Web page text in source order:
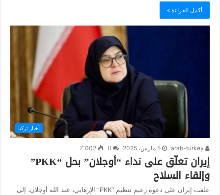
أكمل القراءة »
أخبار تركيا
5 مارس، 2025 7٬002
إيران تعلّق على نداء “أوجلان” بحل “PKK”
وإلقاء السلاح
علقت إيران على دعوة زعيم تنظيم “PKK” الإرهابي، عبد الله أوجلان، إلى